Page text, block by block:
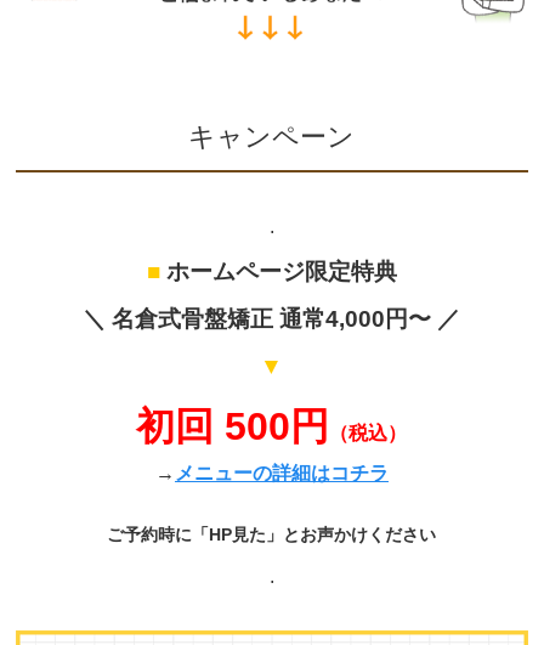
キャンペーン
.
■ホームページ限定特典
＼ 名倉式骨盤矯正 通常4,000円〜 ／
▼
初回 500円
（税込）
→ メニューの詳細はコチラ
ご予約時に「HP見た」とお声かけください
.